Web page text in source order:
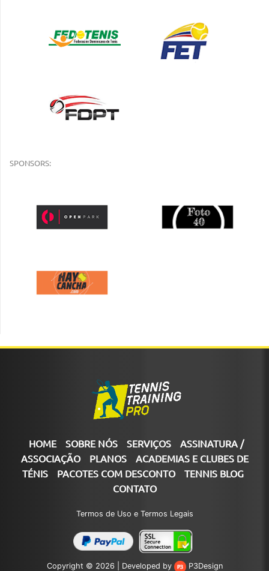
SPONSORS:
HOME SOBRE NÓS SERVIÇOS
ASSINATURA /
ASSOCIAÇÃO
PLANOS
ACADEMIAS E CLUBES DE
TÉNIS
PACOTES COM DESCONTO
TENNIS BLOG
CONTATO
Termos de Uso e Termos Legais
Copyright © 2026 | Developed by P3Design